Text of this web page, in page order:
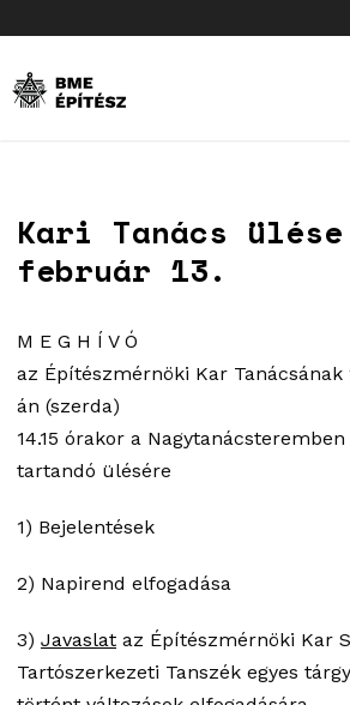
Kari Tanács
február 13.
M E G H Í V Ó
az Építészmérnöki Kar Tanácsának
án (szerda)
14.15 órakor a
tartandó ülésére
1) Bejelentések
2) Napirend elfogadása
3) Javaslat az Építészmérnöki Kar
Tartószerkezeti Tanszék egyes